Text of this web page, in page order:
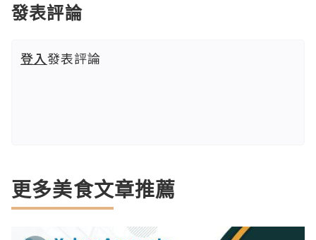
發表評論
登入發表評論
更多美食文章推薦